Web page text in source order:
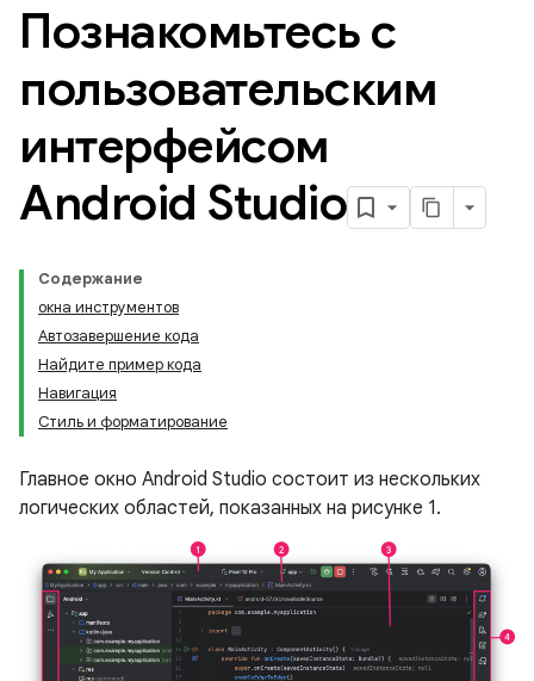
Познакомьтесь с
пользовательским
интерфейсом
Android Studio
Содержание
окна инструментов
Автозавершение кода
Найдите пример кода
Навигация
Стиль и форматирование
Главное окно Android Studio состоит из нескольких
логических областей, показанных на рисунке 1.